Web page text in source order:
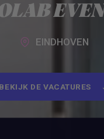
EINDHOVEN
BEKIJK DE VACATURES
BEKIJK DE VACATURES